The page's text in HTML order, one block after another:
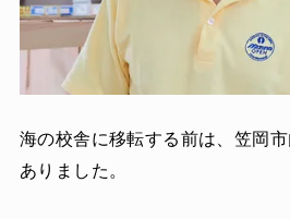
海の校舎に移転する前は、笠岡
ありました。